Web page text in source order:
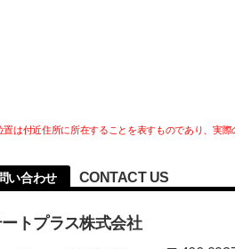
は付近住所に所在することを表すものであり、実際
い合わせ CONTACT US
ートプラス株式会社